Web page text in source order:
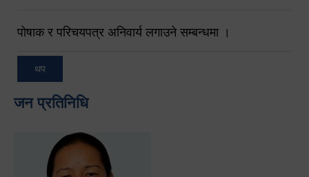
पोषाक र परिचयपत्र अनिवार्य लगाउने सम्बन्धमा ।
थप
जन प्रतिनिधि